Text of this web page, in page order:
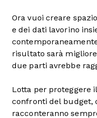
Ora vuoi creare
e dei dati lavorino
risultato sarà
due parti avrebbe
Lotta per proteggere
confronti del budget,
racconteranno